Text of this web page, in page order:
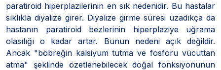
paratiroid hiperplazilerinin en sık nedenidir. Bu hastalar
sıklıkla diyalize girer. Diyalize girme süresi uzadıkça da
hastanın paratiroid bezlerinin hiperplaziye uğrama
olasılığı o kadar artar. Bunun nedeni açık değildir.
Ancak "böbreğin kalsiyum tutma ve fosforu vücuttan
atma" şeklinde özetlenebilecek doğal fonksiyonunun